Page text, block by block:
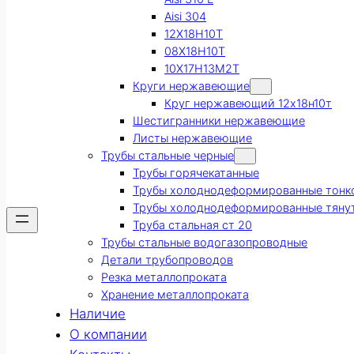
Aisi 304
12Х18Н10Т
08Х18Н10Т
10Х17Н13М2Т
Круги нержавеющие
Круг нержавеющий 12х18н10т
Шестигранники нержавеющие
Листы нержавеющие
Трубы стальные черные
Трубы горячекатанные
Трубы холоднодеформированные
Трубы холоднодеформированные
Труба стальная ст 20
Трубы стальные водогазопроводные
Детали трубопроводов
Резка металлопроката
Хранение металлопроката
Наличие
О компании